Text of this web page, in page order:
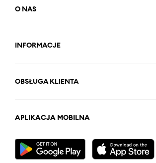
O NAS
INFORMACJE
OBSŁUGA KLIENTA
APLIKACJA MOBILNA